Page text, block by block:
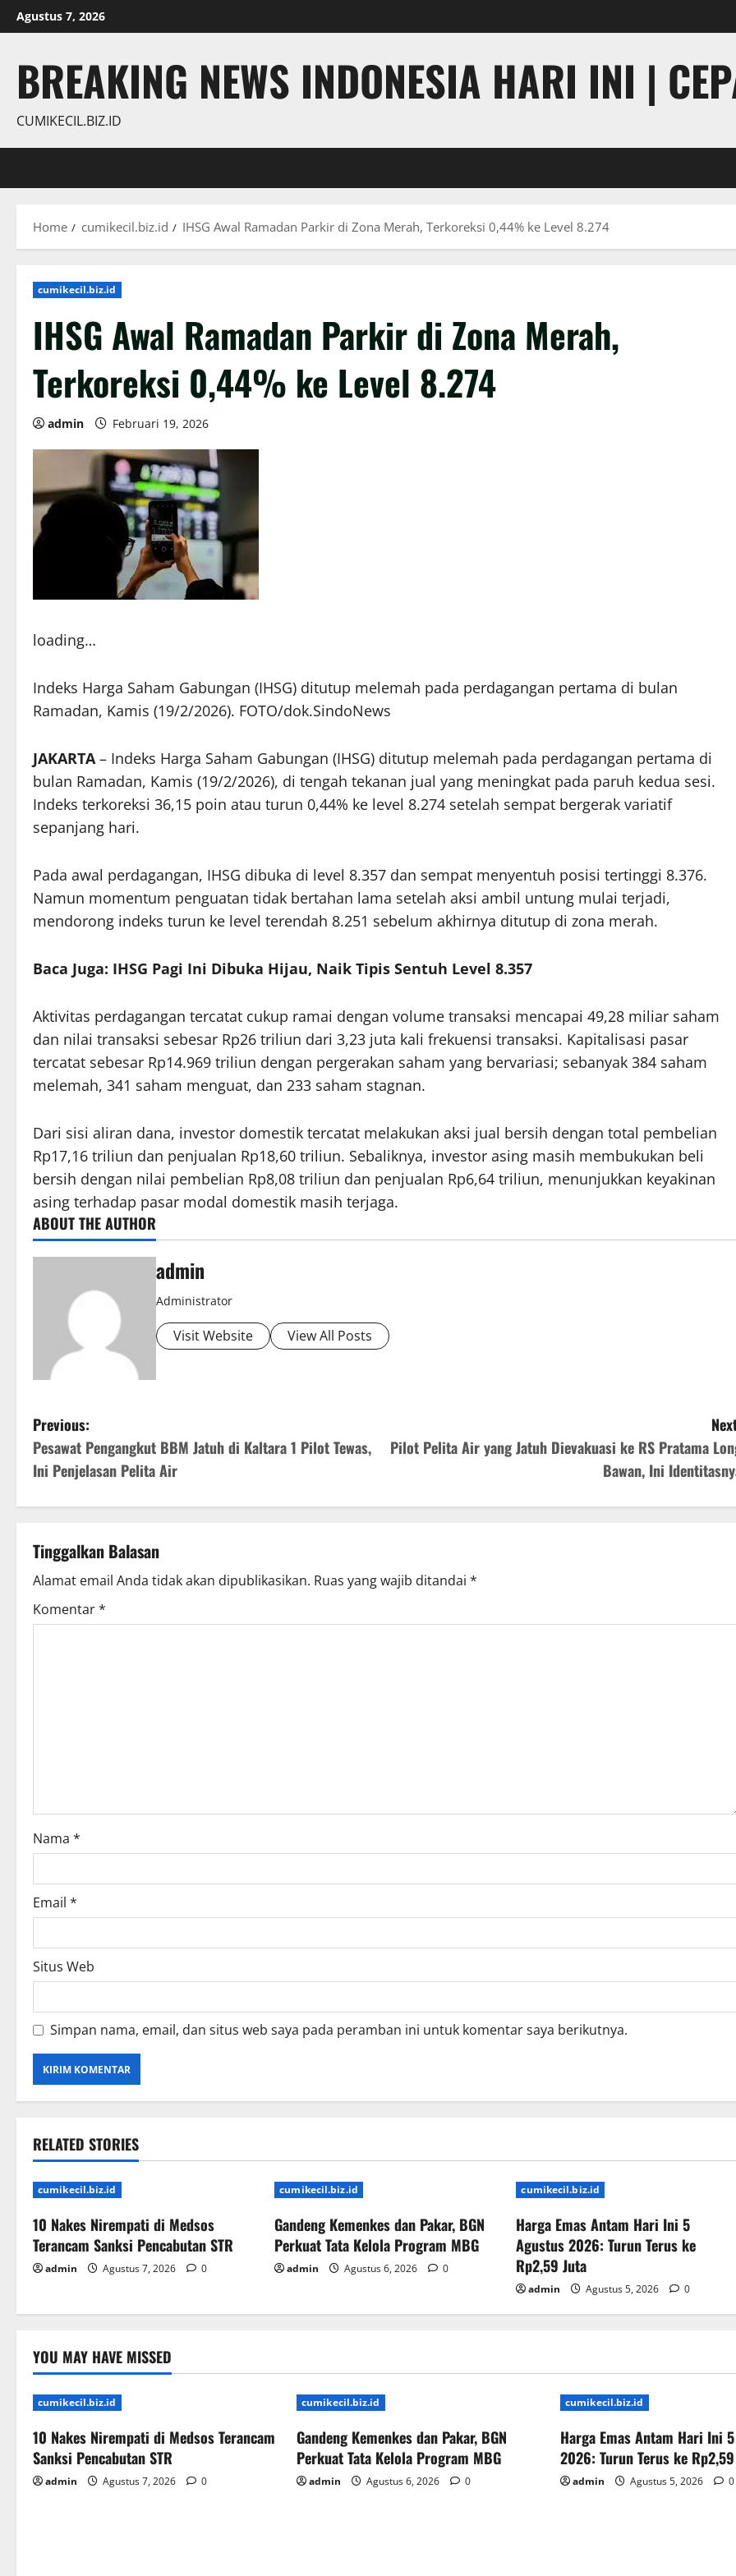
Skip
to
Agustus 7, 2026
BREAKING NEWS INDONESIA HARI INI |
CUMIKECIL.BIZ.ID
Home cumikecil.biz.id IHSG Awal Ramadan Parkir di Zona Merah, Terkoreksi 0,44% ke Level 8.274
cumikecil.biz.id
IHSG Awal Ramadan Parkir di Zona Merah,
Terkoreksi 0,44% ke Level 8.274
admin Februari 19, 2026
loading…
Indeks Harga Saham Gabungan (IHSG) ditutup melemah pada perdagangan pertama di bulan
Ramadan, Kamis (19/2/2026). FOTO/dok.SindoNews
JAKARTA– Indeks Harga Saham Gabungan (IHSG) ditutup melemah pada perdagangan pertama di
bulan Ramadan, Kamis (19/2/2026), di tengah tekanan jual yang meningkat pada paruh kedua sesi.
Indeks terkoreksi 36,15 poin atau turun 0,44% ke level 8.274 setelah sempat bergerak variatif
sepanjang hari.
Pada awal perdagangan, IHSG dibuka di level 8.357 dan sempat menyentuh posisi tertinggi 8.376.
Namun momentum penguatan tidak bertahan lama setelah aksi ambil untung mulai terjadi,
mendorong indeks turun ke level terendah 8.251 sebelum akhirnya ditutup di zona merah.
Baca Juga: IHSG Pagi Ini Dibuka Hijau, Naik Tipis Sentuh Level 8.357
Aktivitas perdagangan tercatat cukup ramai dengan volume transaksi mencapai 49,28 miliar saham
dan nilai transaksi sebesar Rp26 triliun dari 3,23 juta kali frekuensi transaksi. Kapitalisasi pasar
tercatat sebesar Rp14.969 triliun dengan pergerakan saham yang bervariasi; sebanyak 384 saham
melemah, 341 saham menguat, dan 233 saham stagnan.
Dari sisi aliran dana, investor domestik tercatat melakukan aksi jual bersih dengan total pembelian
Rp17,16 triliun dan penjualan Rp18,60 triliun. Sebaliknya, investor asing masih membukukan beli
bersih dengan nilai pembelian Rp8,08 triliun dan penjualan Rp6,64 triliun, menunjukkan keyakinan
asing terhadap pasar modal domestik masih terjaga.
ABOUT THE AUTHOR
admin
Administrator
Visit Website View All Posts
P
o
s
n
a
v
i
o
n
Previous:
Pesawat Pengangkut BBM Jatuh di Kaltara 1 Pilot Tewas,
Ini Penjelasan Pelita Air
Pilot Pelita Air yang Jatuh Dievakuasi ke RS Pratama
Bawan, Ini
Tinggalkan Balasan
Alamat email Anda tidak akan dipublikasikan. Ruas yang wajib ditandai *
Komentar*
Nama *
Email *
Situs Web
Simpan nama, email, dan situs web saya pada peramban ini untuk komentar saya berikutnya.
RELATED STORIES
cumikecil.biz.id
10 Nakes Nirempati di Medsos
Terancam Sanksi Pencabutan STR
admin Agustus 7, 2026 0
cumikecil.biz.id
Gandeng Kemenkes dan Pakar, BGN
Perkuat Tata Kelola Program MBG
admin Agustus 6, 2026 0
cumikecil.biz.id
Harga Emas Antam Hari Ini 5
Agustus 2026: Turun Terus ke
Rp2,59 Juta
admin Agustus 5, 2026 0
YOU MAY HAVE MISSED
cumikecil.biz.id
10 Nakes Nirempati di Medsos Terancam
Sanksi Pencabutan STR
admin Agustus 7, 2026 0
cumikecil.biz.id
Gandeng Kemenkes dan Pakar, BGN
Perkuat Tata Kelola Program MBG
admin Agustus 6, 2026 0
cumikecil.biz.id
Harga Emas Antam Hari Ini
2026: Turun Terus ke
admin Agustus 5, 2026 0